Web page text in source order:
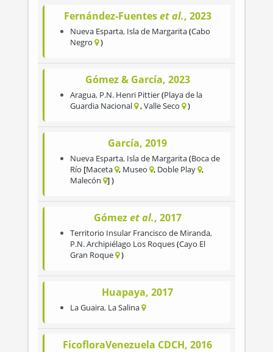
Fernández-Fuenteset al., 2023
Nueva Esparta, Isla de Margarita Cabo
Negro
Gómez & García, 2023
Aragua, P.N. Henri Pittier Playa de la
Guardia Nacional
Valle Seco
García, 2019
Nueva Esparta, Isla de Margarita Boca de
Río Maceta Museo
Doble Play
Malecón
Gómezet al., 2017
Territorio Insular Francisco de Miranda,
P.N. Archipiélago Los Roques Cayo El
Gran Roque
Huapaya, 2017
La Guaira, La Salina
FicofloraVenezuela CDCH, 2016